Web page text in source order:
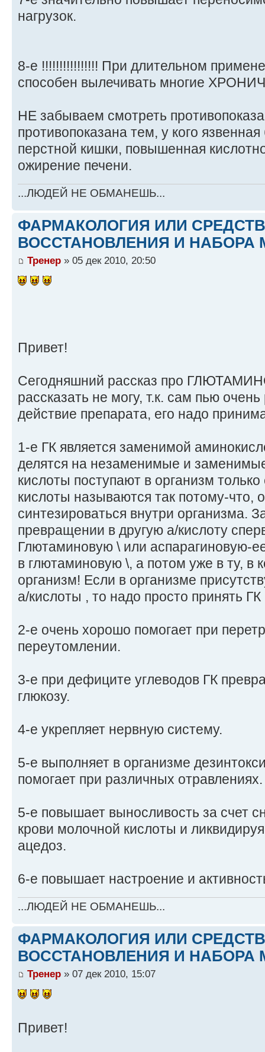
нагрузок.
8-е !!!!!!!!!!!!!!!! При длительном
способен вылечивать многие
НЕ забываем смотреть
противопоказана тем, у кого
перстной кишки, повышенная
ожирение печени.
...ЛЮДЕЙ НЕ ОБМАНЕШЬ...
ФАРМАКОЛОГИЯ ИЛИ
ВОССТАНОВЛЕНИЯ И НАБОРА
Тренер » 05 дек 2010, 20:50
Привет!
Сегодняшний рассказ про
рассказать не могу, т.к. сам пью
действие препарата, его надо
1-е ГК является заменимой
делятся на незаменимые и
кислоты поступают в организм
кислоты называются так потому-что,
синтезироваться внутри организма.
превращении в другую а/кислоту
Глютаминовую \ или аспарагиновую-
в глютаминовую \, а потом уже в ту, в
организм! Если в организме
а/кислоты , то надо просто принять
2-е очень хорошо помогает при
переутомлении.
3-е при дефиците углеводов ГК
глюкозу.
4-е укрепляет нервную систему.
5-е выполняет в организме
помогает при различных отравлениях.
5-е повышает выносливость за счет
крови молочной кислоты и
ацедоз.
6-е повышает настроение и
...ЛЮДЕЙ НЕ ОБМАНЕШЬ...
ФАРМАКОЛОГИЯ ИЛИ
ВОССТАНОВЛЕНИЯ И НАБОРА
Тренер » 07 дек 2010, 15:07
Привет!